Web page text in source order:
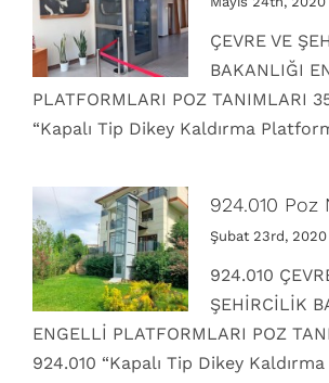
ÇEVRE VE
BAKANLIĞI
PLATFORMLARI POZ TANIMLARI
“Kapalı Tip Dikey Kaldırma
924.010 Poz
Şubat 23rd, 2020
924.010
ŞEHİRCİLİK
ENGELLİ PLATFORMLARI POZ
924.010 “Kapalı Tip Dikey Kaldırma